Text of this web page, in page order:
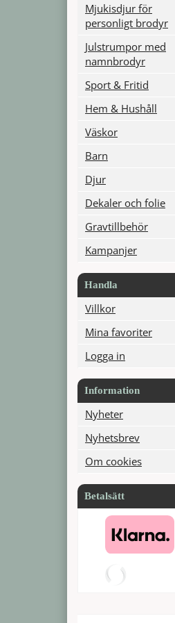
Mjukisdjur för
personligt brodyr
Julstrumpor med
namnbrodyr
Sport & Fritid
Hem & Hushåll
Väskor
Barn
Djur
Dekaler och folie
Gravtillbehör
Kampanjer
Handla
Villkor
Mina favoriter
Logga in
Information
Nyheter
Nyhetsbrev
Om cookies
Betalsätt